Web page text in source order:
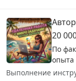
20
По
опыта
Выполнение